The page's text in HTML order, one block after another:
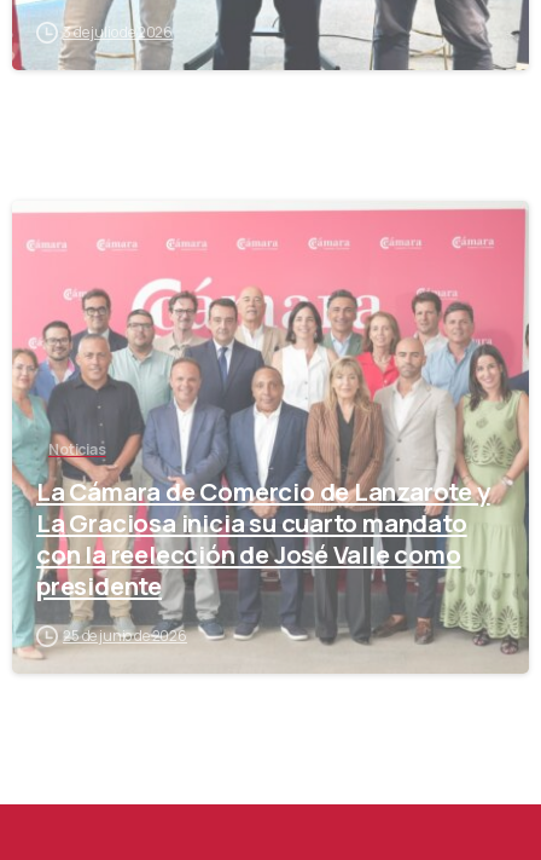
3 de julio de 2026
Noticias
La Cámara de Comercio de Lanzarote y
La Graciosa inicia su cuarto mandato
con la reelección de José Valle como
presidente
25 de junio de 2026